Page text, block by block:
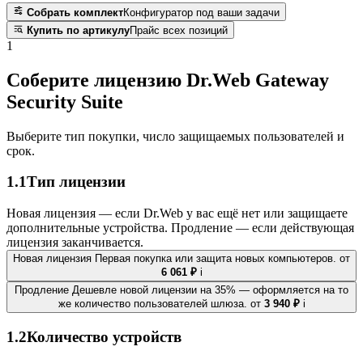
Собрать комплектКонфигуратор под ваши задачи
Купить по артикулуПрайс всех позиций
1
Соберите лицензию Dr.Web Gateway
Security Suite
Выберите тип покупки, число защищаемых пользователей и
срок.
1.1Тип лицензии
Новая лицензия — если Dr.Web у вас ещё нет или защищаете
дополнительные устройства. Продление — если действующая
лицензия заканчивается.
Новая лицензия Первая покупка или защита новых компьютеров. от
6 061 ₽ i
Продление Дешевле новой лицензии на 35% — оформляется на то
же количество пользователей шлюза. от 3 940 ₽ i
1.2Количество устройств